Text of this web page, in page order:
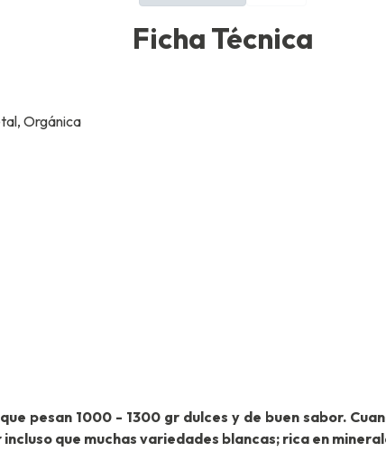
Ficha Técnica
Orgánica
pesan 1000 - 1300 gr dulces y de buen sabor.
que muchas variedades blancas; rica en